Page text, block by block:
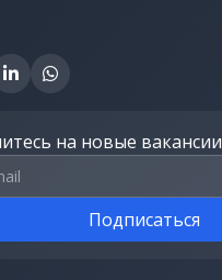
на новые вакансии
подписки
Подписаться